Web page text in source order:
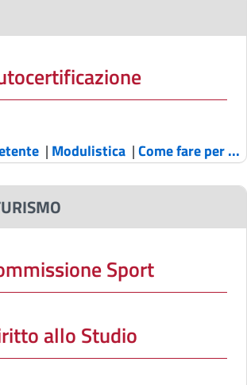
| Modulistica |Come fare per ...
Sport
allo Studio